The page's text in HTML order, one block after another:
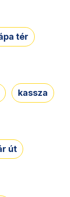
tér
kassza
út